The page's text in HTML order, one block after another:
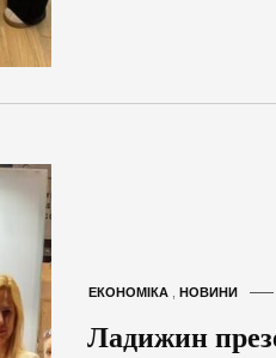
ЕКОНОМІКА , НОВИНИ
Ладижин